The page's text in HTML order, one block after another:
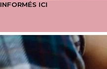
INFORMÉS ICI